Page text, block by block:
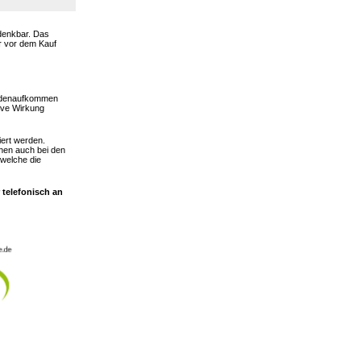
Das
vor dem Kauf
Wirkung
werden.
auch bei den
die
telefonisch an